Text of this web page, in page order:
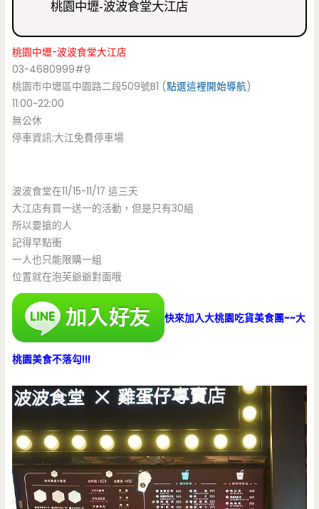
桃園中壢-波波食堂大江店
桃園中壢-波波食堂大江店
03-4680999#9
桃園市中壢區中園路二段509號B1 (點選這裡開始導航)
11:00~22:00
無公休
停車資訊:大江免費停車場
波波食堂在11/15-11/17 這三天
大江店有買一送一的活動，但是只有30組
所以要搶的人
記得早點衝
一人也只能限購一組
位置就在泡芙爺爺對面哦
快來加入大桃園吃貨美食團~~大
桃園美食不落勾!!!